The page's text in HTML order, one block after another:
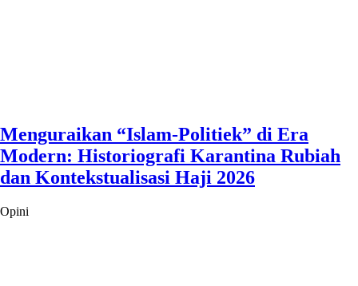
Menguraikan “Islam-Politiek” di Era
Modern: Historiografi Karantina Rubiah
dan Kontekstualisasi Haji 2026
Opini